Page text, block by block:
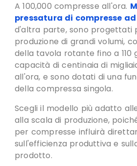
A 100,000 compresse all'ora.
pressatura di compresse
d'altra parte, sono progettati
produzione di grandi volumi,
della tavola rotante fino a 110
capacità di centinaia di
all'ora, e sono dotati di una
della compressa singola.
Scegli il modello più adatto
alla scala di produzione,
per compresse influirà
sull'efficienza produttiva e
prodotto.